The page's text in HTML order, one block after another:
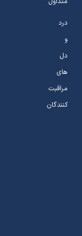
درد
و
دل
های
مراقبت
کنندگان